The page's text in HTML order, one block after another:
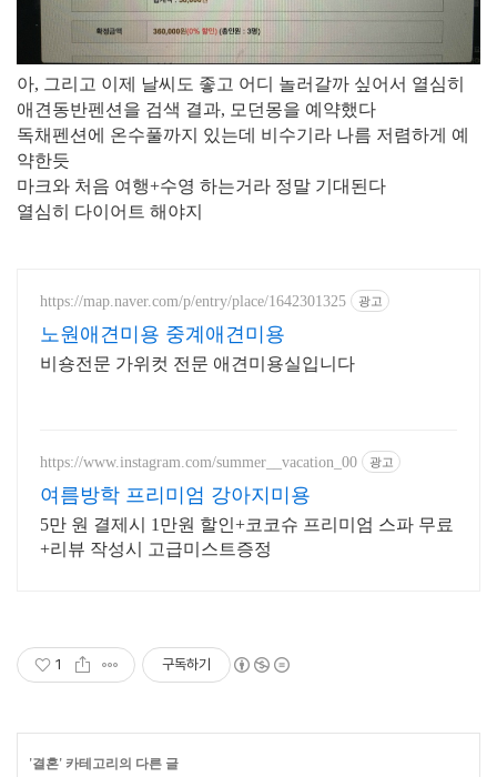
아, 그리고 이제 날씨도 좋고 어디 놀러갈까 싶어서 열심히
애견동반펜션을 검색 결과, 모던몽을 예약했다
독채펜션에 온수풀까지 있는데 비수기라 나름 저렴하게 예
약한듯
마크와 처음 여행+수영 하는거라 정말 기대된다
열심히 다이어트 해야지
https://map.naver.com/p/entry/place/1642301325 광고
노원애견미용 중계애견미용
비숑전문 가위컷 전문 애견미용실입니다
https://www.instagram.com/summer__vacation_00 광고
여름방학 프리미엄 강아지미용
5만 원 결제시 1만원 할인+코코슈 프리미엄 스파 무료
+리뷰 작성시 고급미스트증정
1 구독하기
'결혼' 카테고리의 다른 글